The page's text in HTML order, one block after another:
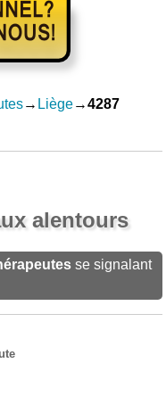
→ Liège→4287
alentours
se signalant